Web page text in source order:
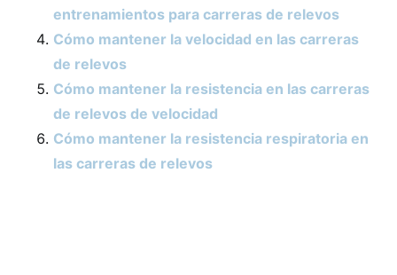
entrenamientos para carreras de relevos
Cómo mantener la velocidad en las carreras
de relevos
Cómo mantener la resistencia en las carreras
de relevos de velocidad
Cómo mantener la resistencia respiratoria en
las carreras de relevos